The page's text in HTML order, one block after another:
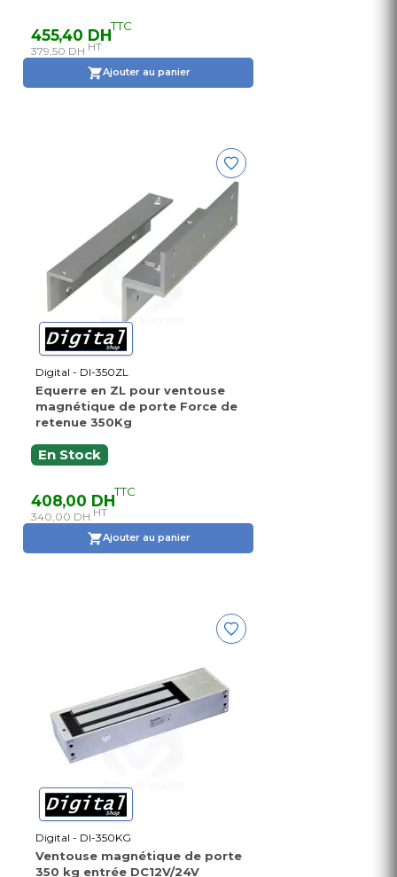
455,40 DHTTC
379,50 DH HT
Ajouter au panier
Digital - DI-350ZL
Equerre en ZL pour ventouse
magnétique de porte Force de
retenue 350Kg
En Stock
408,00 DHTTC
340,00 DH HT
Ajouter au panier
Digital - DI-350KG
Ventouse magnétique de porte
350 kg entrée DC12V/24V